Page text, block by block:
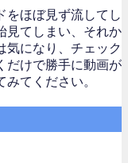
をほぼ見ず流してし
見てしまい、それか
気になり、チェック
だけで勝手に動画が
てください。